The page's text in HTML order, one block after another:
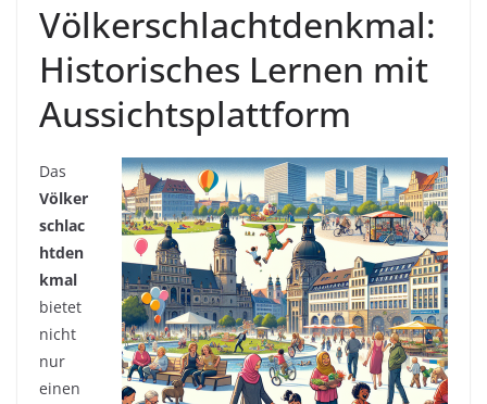
Völkerschlachtdenkmal:
Historisches Lernen mit
Aussichtsplattform
Das
Völker
schlac
htden
kmal
bietet
nicht
nur
einen